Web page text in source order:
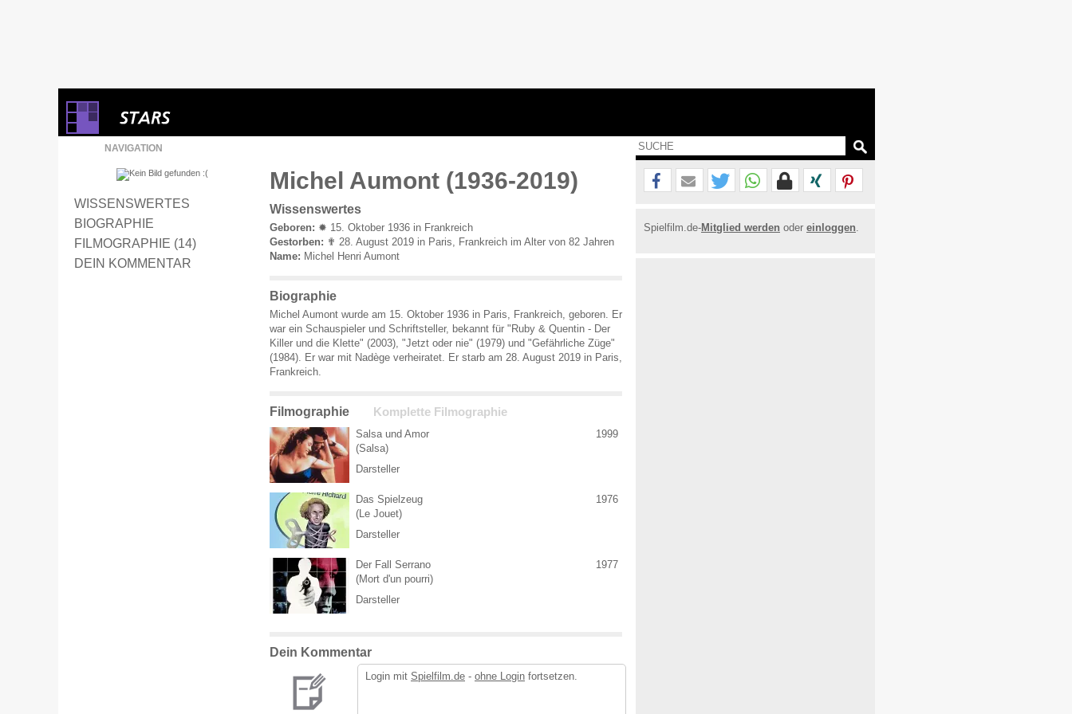
NAVIGATION
WISSENSWERTES
BIOGRAPHIE
FILMOGRAPHIE (14)
DEIN KOMMENTAR
Michel Aumont (1936-2019)
Wissenswertes
Geboren: ✹ 15. Oktober 1936 in Frankreich
Gestorben: ✟ 28. August 2019 in Paris, Frankreich im Alter von 82 Jahren
Name: Michel Henri Aumont
Biographie
Michel Aumont wurde am 15. Oktober 1936 in Paris, Frankreich, geboren. Er
war ein Schauspieler und Schriftsteller, bekannt für "Ruby & Quentin - Der
Killer und die Klette" (2003), "Jetzt oder nie" (1979) und "Gefährliche Züge"
(1984). Er war mit Nadège verheiratet. Er starb am 28. August 2019 in Paris,
Frankreich.
Filmographie Komplette Filmographie
Salsa und Amor
(Salsa)
Darsteller
1999
Das Spielzeug
(Le Jouet)
Darsteller
1976
Der Fall Serrano
(Mort d'un pourri)
Darsteller
1977
Dein Kommentar
Login mit Spielfilm.de - ohne Login fortsetzen.
Spielfilm.de-Mitglied werden oder einloggen.